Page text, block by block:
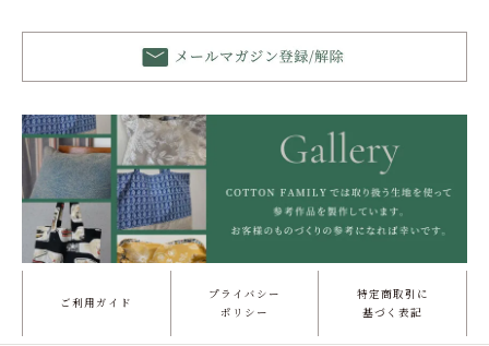
ご利用ガイド
プライバシー
ポリシー
特定商取引に
基づく表記